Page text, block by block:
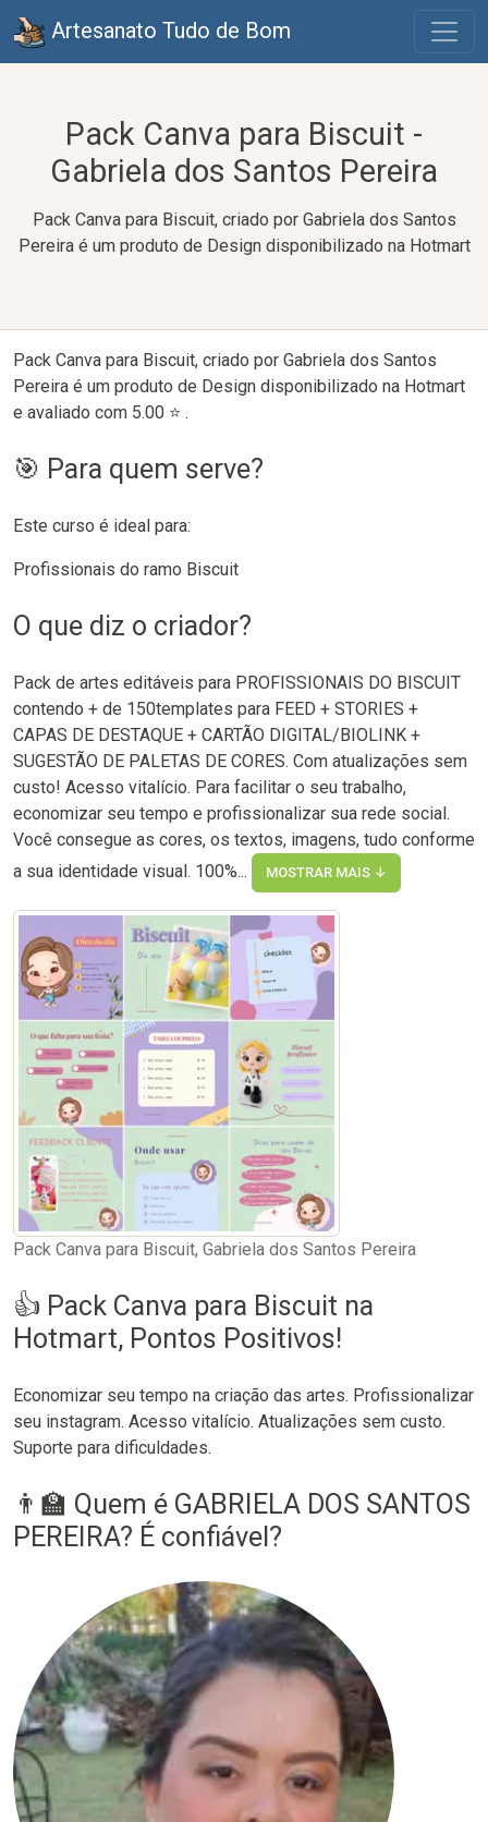
Artesanato Tudo de Bom
Pack Canva para Biscuit -
Gabriela dos Santos Pereira
Pack Canva para Biscuit, criado por Gabriela dos Santos
Pereira é um produto de Design disponibilizado na Hotmart
Pack Canva para Biscuit, criado por Gabriela dos Santos
Pereira é um produto de Design disponibilizado na Hotmart
e avaliado com 5.00 ⭐ .
🎯 Para quem serve?
Este curso é ideal para:
Profissionais do ramo Biscuit
O que diz o criador?
Pack de artes editáveis para PROFISSIONAIS DO BISCUIT
contendo + de 150templates para FEED + STORIES +
CAPAS DE DESTAQUE + CARTÃO DIGITAL/BIOLINK +
SUGESTÃO DE PALETAS DE CORES. Com atualizações sem
custo! Acesso vitalício. Para facilitar o seu trabalho,
economizar seu tempo e profissionalizar sua rede social.
Você consegue as cores, os textos, imagens, tudo conforme
a sua identidade visual. 100%...
MOSTRAR MAIS ↓
Pack Canva para Biscuit, Gabriela dos Santos Pereira
👍 Pack Canva para Biscuit na
Hotmart, Pontos Positivos!
Economizar seu tempo na criação das artes. Profissionalizar
seu instagram. Acesso vitalício. Atualizações sem custo.
Suporte para dificuldades.
👨‍🏫 Quem é GABRIELA DOS SANTOS
PEREIRA? É confiável?